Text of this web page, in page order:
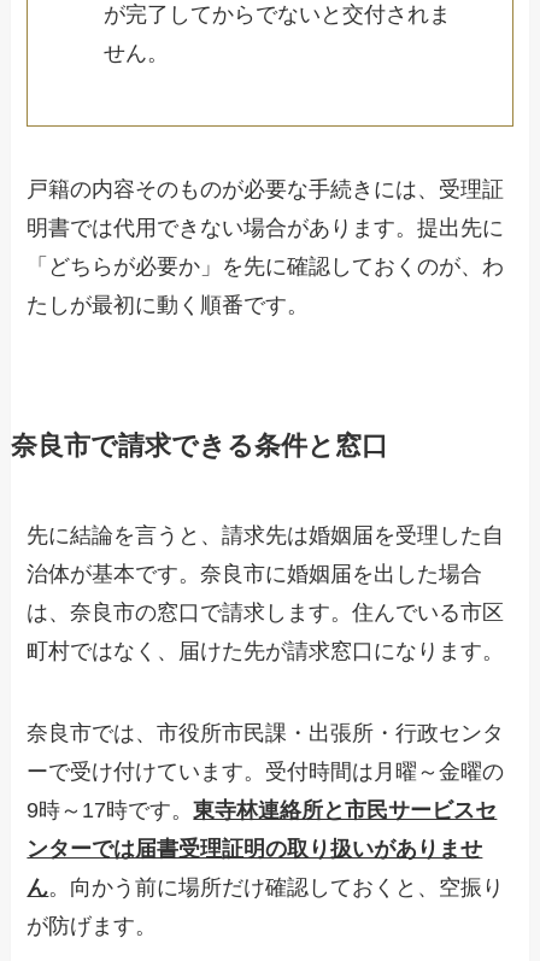
が完了してからでないと交付されま
せん。
戸籍の内容そのものが必要な手続きには、受理証
明書では代用できない場合があります。提出先に
「どちらが必要か」を先に確認しておくのが、わ
たしが最初に動く順番です。
奈良市で請求できる条件と窓口
先に結論を言うと、請求先は婚姻届を受理した自
治体が基本です。奈良市に婚姻届を出した場合
は、奈良市の窓口で請求します。住んでいる市区
町村ではなく、届けた先が請求窓口になります。
奈良市では、市役所市民課・出張所・行政センタ
ーで受け付けています。受付時間は月曜～金曜の
9時～17時です。東寺林連絡所と市民サービスセ
ンターでは届書受理証明の取り扱いがありませ
ん。向かう前に場所だけ確認しておくと、空振り
が防げます。